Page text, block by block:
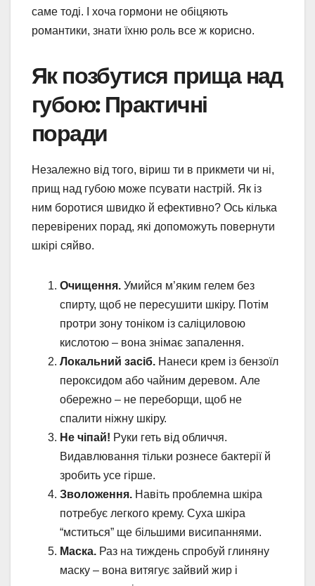
саме тоді. І хоча гормони не обіцяють
романтики, знати їхню роль все ж корисно.
Як позбутися прища над
губою: Практичні
поради
Незалежно від того, віриш ти в прикмети чи ні,
прищ над губою може псувати настрій. Як із
ним боротися швидко й ефективно? Ось кілька
перевірених порад, які допоможуть повернути
шкірі сяйво.
Очищення. Умийся м’яким гелем без
спирту, щоб не пересушити шкіру. Потім
протри зону тоніком із саліциловою
кислотою – вона знімає запалення.
Локальний засіб. Нанеси крем із бензоїл
пероксидом або чайним деревом. Але
обережно – не переборщи, щоб не
спалити ніжну шкіру.
Не чіпай! Руки геть від обличчя.
Видавлювання тільки рознесе бактерії й
зробить усе гірше.
Зволоження. Навіть проблемна шкіра
потребує легкого крему. Суха шкіра
“мститься” ще більшими висипаннями.
Маска. Раз на тиждень спробуй глиняну
маску – вона витягує зайвий жир і